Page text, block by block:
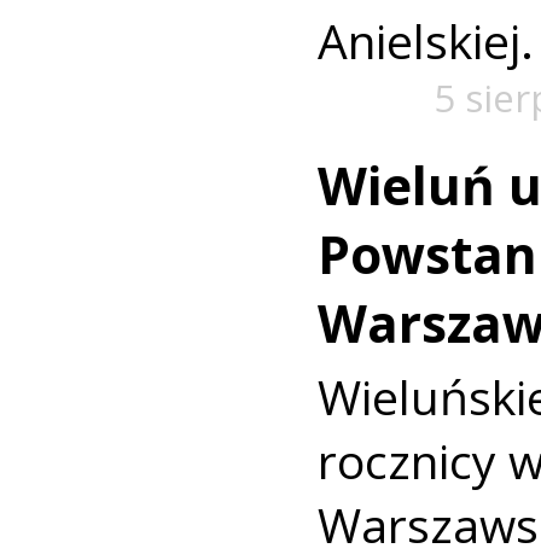
Anielskiej.
5
Wieluń
rocznicy